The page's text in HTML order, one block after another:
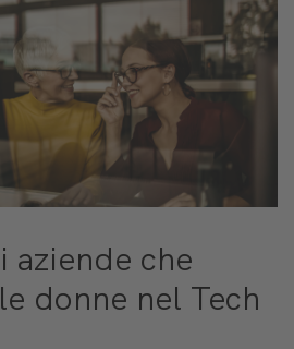
aziende che
donne nel Tech